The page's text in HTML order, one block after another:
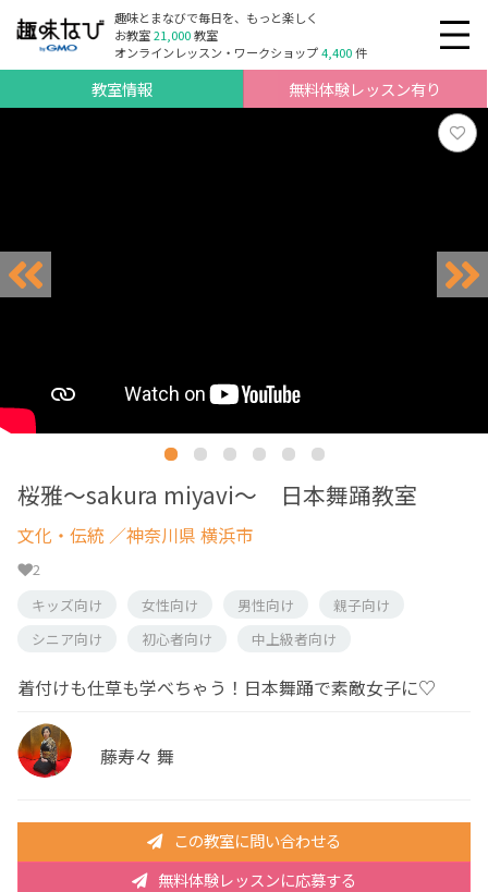
趣味とまなびで毎日を、もっと楽しく
お教室21,000教室
オンラインレッスン・ワークショップ4,400件
教室情報 無料体験レッスン有り
桜雅～sakura miyavi～ 日本舞踊教室
文化・伝統 ／神奈川県 横浜市
2
キッズ向け
女性向け 男性向け
親子向け
シニア向け
初心者向け 中上級者向け
着付けも仕草も学べちゃう！日本舞踊で素敵女子に♡
藤寿々 舞
この教室に問い合わせる
無料体験レッスンに応募する